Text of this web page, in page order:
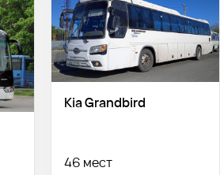
Kia Grandbird
46 мест